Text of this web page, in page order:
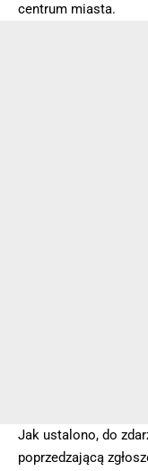
centrum miasta.
Jak ustalono, do
poprzedzającą